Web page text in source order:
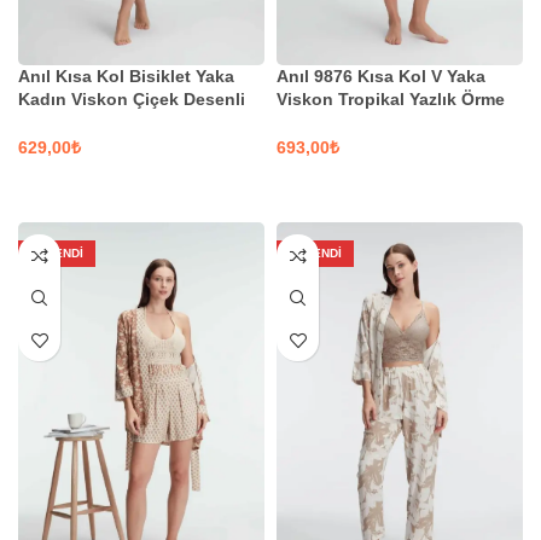
Anıl Kısa Kol Bisiklet Yaka
Kadın Viskon Çiçek Desenli
Detaylı Gecelik | Kod 5817
₺
Anıl 9876 Kısa Kol V Yaka
Viskon Tropikal Yazlık Örme
₺
TÜKENDI TÜKENDI